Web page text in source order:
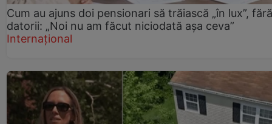
Cum au ajuns doi pensionari să trăiască „în lux”, fără
datorii: „Noi nu am făcut niciodată așa ceva”
Internațional